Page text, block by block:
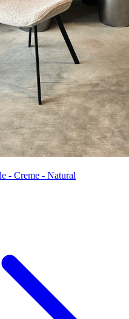
- Creme - Natural